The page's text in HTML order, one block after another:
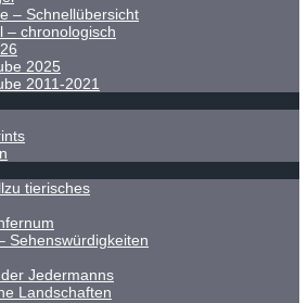
– Schnellübersicht
– chronologisch
2025
2011-2021
tierisches
Sehenswürdigkeiten
Jedermanns
Landschaften